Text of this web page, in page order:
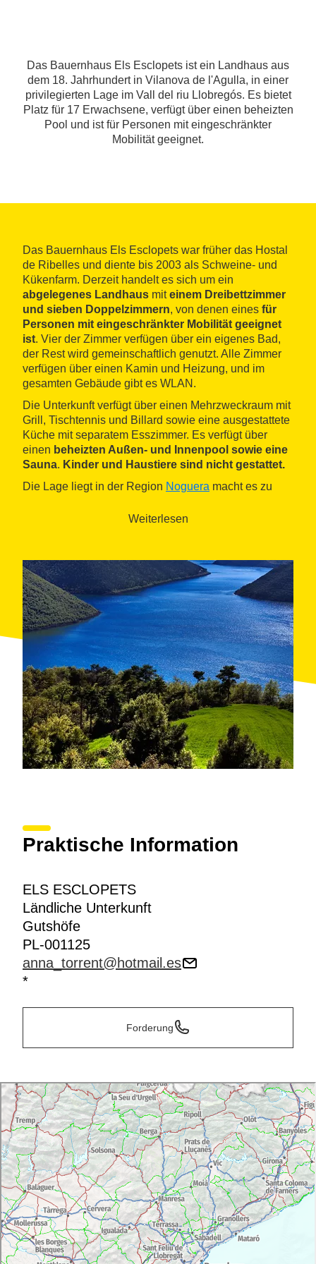
Das Bauernhaus Els Esclopets ist ein Landhaus aus
dem 18. Jahrhundert in Vilanova de l'Agulla, in einer
privilegierten Lage im Vall del riu Llobregós. Es bietet
Platz für 17 Erwachsene, verfügt über einen beheizten
Pool und ist für Personen mit eingeschränkter
Mobilität geeignet.
Das Bauernhaus Els Esclopets war früher das Hostal
de Ribelles und diente bis 2003 als Schweine- und
Kükenfarm. Derzeit handelt es sich um ein
abgelegenes Landhaus miteinem Dreibettzimmer
und sieben Doppelzimmern, von denen eines für
Personen mit eingeschränkter Mobilität geeignet
ist. Vier der Zimmer verfügen über ein eigenes Bad,
der Rest wird gemeinschaftlich genutzt. Alle Zimmer
verfügen über einen Kamin und Heizung, und im
gesamten Gebäude gibt es WLAN.
Die Unterkunft verfügt über einen Mehrzweckraum mit
Grill, Tischtennis und Billard sowie eine ausgestattete
Küche mit separatem Esszimmer. Es verfügt über
einen beheizten Außen- und Innenpool sowie eine
Sauna. Kinder und Haustiere sind nicht gestattet.
Die Lage liegt in der Region Noguera macht es zu
Fuß und mit dem Fahrradzu Sehenswürdigkeiten
Naturlandschaften von Interesse wie dasVall del riu
Llobregós
< / p>
Weiterlesen
Praktische Information
ELS ESCLOPETS
Ländliche Unterkunft
Gutshöfe
PL-001125
anna_torrent@hotmail.es
*
Forderung